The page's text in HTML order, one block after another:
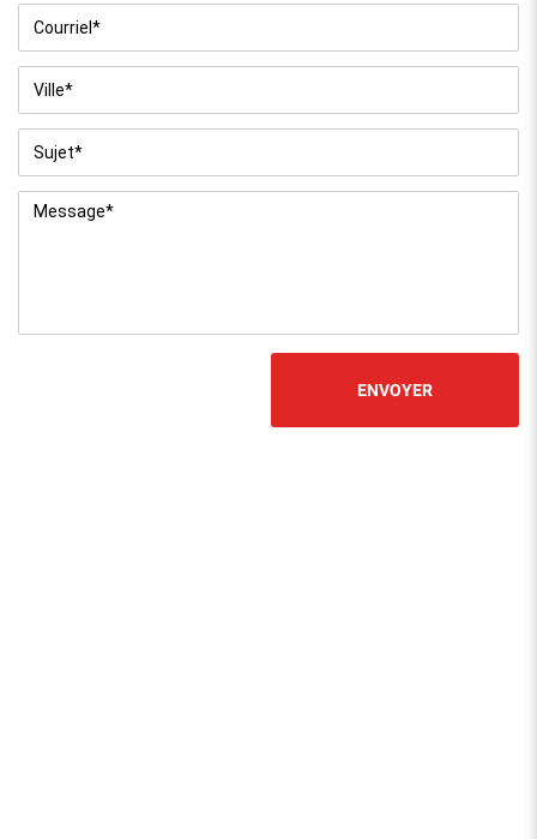
Courriel *
Ville
Sujet
Message *